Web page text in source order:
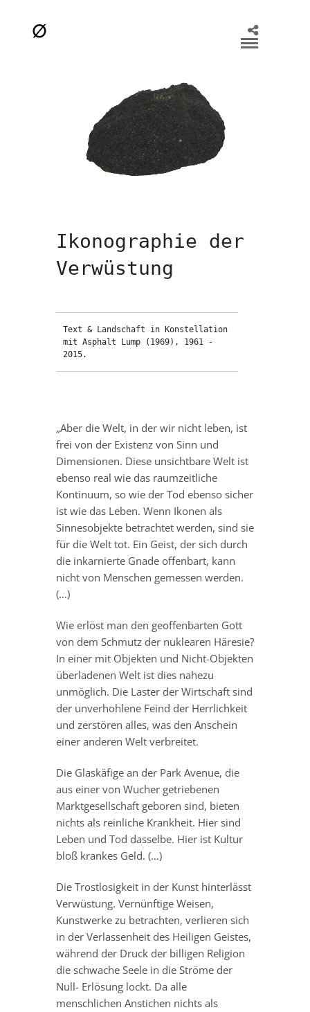
Ikonographie der
Verwüstung
Text & Landschaft in Konstellation
mit Asphalt Lump (1969), 1961 -
2015.
„Aber die Welt, in der wir nicht leben, ist
frei von der Existenz von Sinn und
Dimensionen. Diese unsichtbare Welt ist
ebenso real wie das raumzeitliche
Kontinuum, so wie der Tod ebenso sicher
ist wie das Leben. Wenn Ikonen als
Sinnesobjekte betrachtet werden, sind sie
für die Welt tot. Ein Geist, der sich durch
die inkarnierte Gnade offenbart, kann
nicht von Menschen gemessen werden.
(…)
Wie erlöst man den geoffenbarten Gott
von dem Schmutz der nuklearen Häresie?
In einer mit Objekten und Nicht-Objekten
überladenen Welt ist dies nahezu
unmöglich. Die Laster der Wirtschaft sind
der unverhohlene Feind der Herrlichkeit
und zerstören alles, was den Anschein
einer anderen Welt verbreitet.
Die Glaskäfige an der Park Avenue, die
aus einer von Wucher getriebenen
Marktgesellschaft geboren sind, bieten
nichts als reinliche Krankheit. Hier sind
Leben und Tod dasselbe. Hier ist Kultur
bloß krankes Geld. (…)
Die Trostlosigkeit in der Kunst hinterlässt
Verwüstung. Vernünftige Weisen,
Kunstwerke zu betrachten, verlieren sich
in der Verlassenheit des Heiligen Geistes,
während der Druck der billigen Religion
die schwache Seele in die Ströme der
Null- Erlösung lockt. Da alle
menschlichen Anstichen nichts als